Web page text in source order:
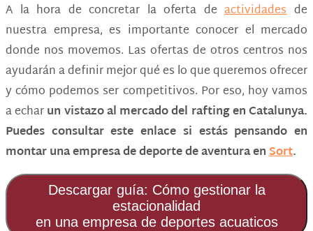
A la hora de concretar la oferta deactividadesde
nuestra empresa, es importante conocer el mercado
donde nos movemos. Las ofertas de otros centros nos
ayudarán a definir mejor qué es lo que queremos ofrecer
y cómo podemos ser competitivos. Por eso, hoy vamos
a echarun vistazo al mercado del rafting en Catalunya.
Puedes consultar este enlace si estás pensando en
montar una empresa de deporte de aventura enSort.
Descargar guía: Cómo gestionar la
estacionalidad
en una empresa de deportes acuaticos